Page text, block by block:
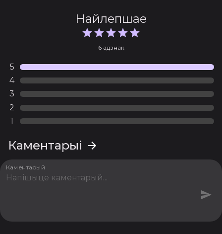
Найлепшае
6 адзнак
5
4
3
2
1
Каментарыі
Каментарый